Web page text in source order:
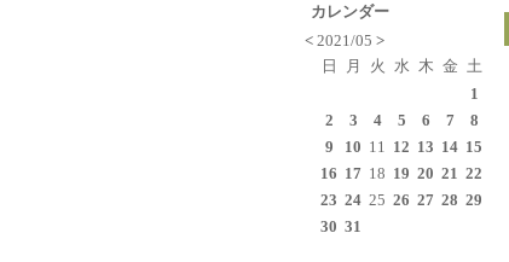
カレンダー
< 2021/05 >
日
月 火 水 木 金 土
1
2
3 4 5 6 7
8
9
10 11 12 13 14 15
16 17 18 19 20 21 22
23 24 25 26 27 28 29
30 31